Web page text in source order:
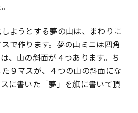
ようとする夢の山は、まわりに
で作ります。夢の山ミニは四角
、山の斜面が４つあります。ち
９マスが、４つの山の斜面にな
に書いた「夢」を旗に書いて頂